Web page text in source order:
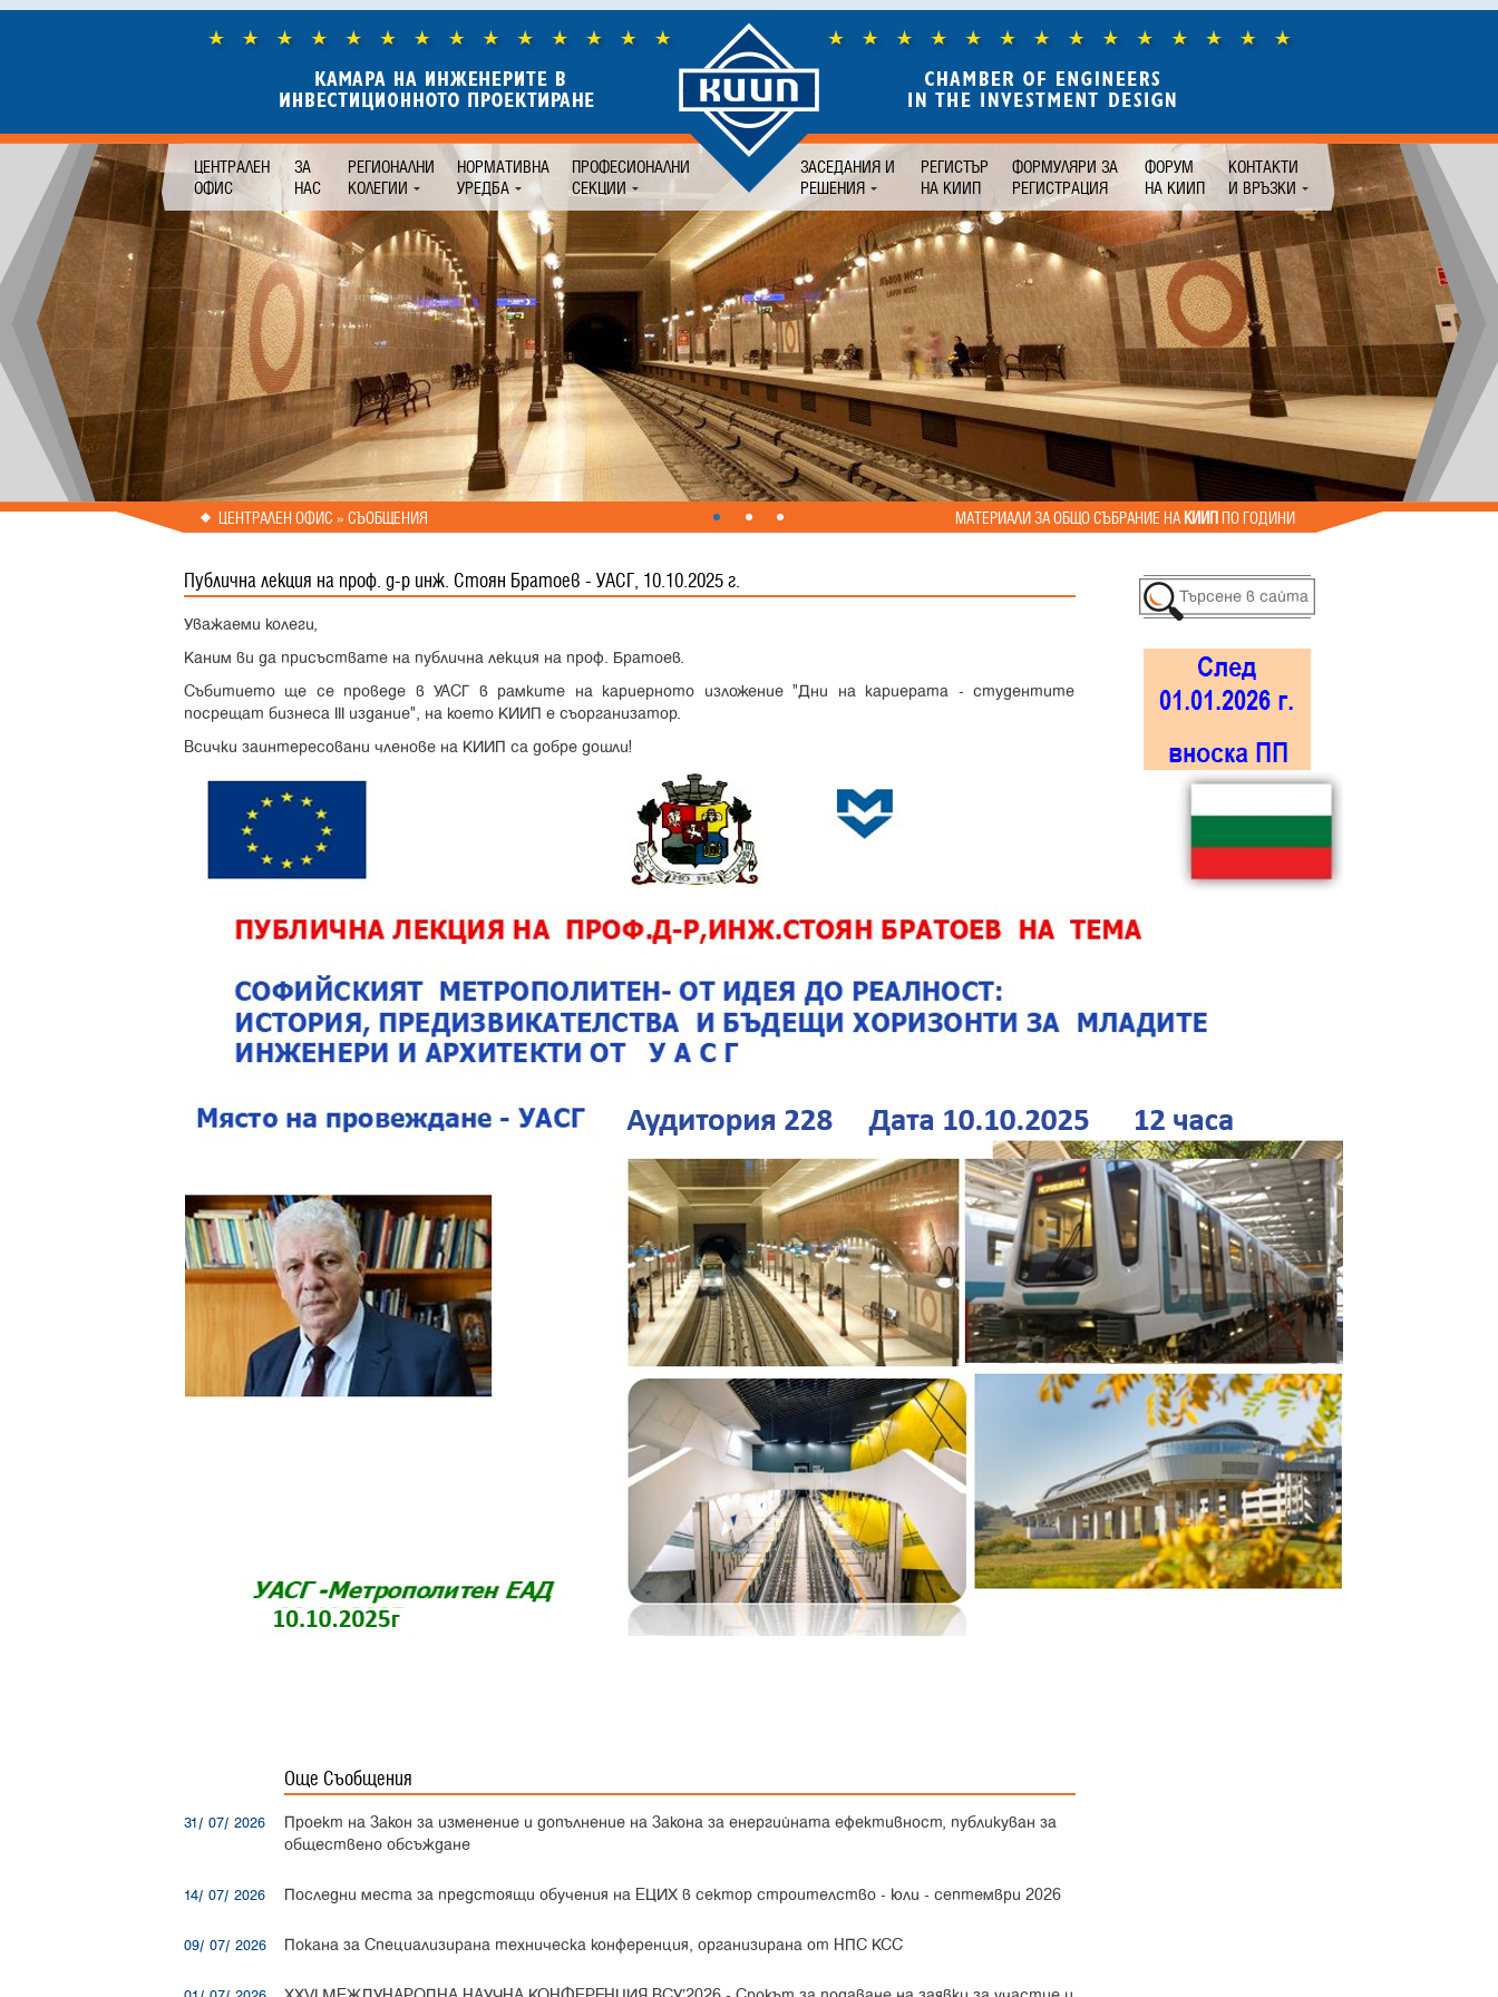
PrevNext
ЦЕНТРАЛЕН
ОФИС
ЗА
НАС
РЕГИОНАЛНИ
КОЛЕГИИ
НОРМАТИВНА
УРЕДБА
ПРОФЕСИОНАЛНИ
СЕКЦИИ
ЗАСЕДАНИЯ И
РЕШЕНИЯ
РЕГИСТЪР
НА КИИП
ФОРМУЛЯРИ ЗА
РЕГИСТРАЦИЯ
ФОРУМ
НА КИИП
КОНТАКТИ
И ВРЪЗКИ
ЦЕНТРАЛЕН ОФИС » СЪОБЩЕНИЯ МАТЕРИАЛИ ЗА ОБЩО СЪБРАНИЕ НАКИИППО ГОДИНИ
Публична лекция на проф. д-р инж. Стоян Братоев - УАСГ, 10.10.2025 г.
Уважаеми колеги,
Каним ви да присъствате на публична лекция на проф. Братоев.
Събитието ще се проведе в УАСГ в рамките на кариерното изложение "Дни на кариерата - студентите
посрещат бизнеса III издание", на което КИИП е съорганизатор.
Всички заинтересовани членове на КИИП са добре дошли!
Още Съобщения
31/ 07/ 2026
Проект на Закон за изменение и допълнение на Закона за енергийната ефективност, публикуван за
обществено обсъждане
14/ 07/ 2026 Последни места за предстоящи обучения на ЕЦИХ в сектор строителство - юли - септември 2026
09/ 07/ 2026 Покана за Специализирана техническа конференция, организирана от НПС КСС